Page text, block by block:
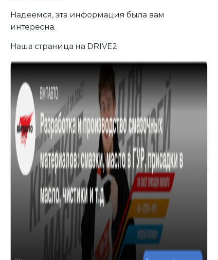
Надеемся, эта информация была вам
интересна.
Наша страница на DRIVE2: